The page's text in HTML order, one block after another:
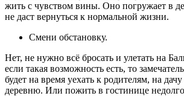
жить с чувством вины. Оно погружает в
не даст вернуться к нормальной жизни.
Смени обстановку.
Нет, не нужно всё бросать и улетать на
если такая возможность есть, то
будет на время уехать к родителям, на
деревню. Или пожить в гостинице